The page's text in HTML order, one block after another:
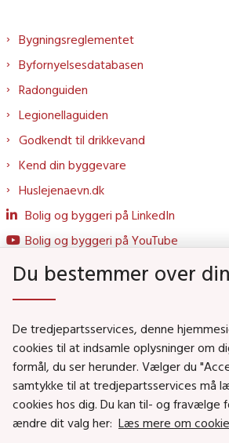
Bygningsreglementet
Byfornyelsesdatabasen
Radonguiden
Legionellaguiden
Godkendt til drikkevand
Kend din byggevare
Huslejenaevn.dk
Bolig og byggeri på LinkedIn
Bolig og byggeri på YouTube
Social- og Boligministeriet
Job i Social- og Boligstyrelsen
Puljer og tilskud
Nyhedsbreve
Du bestemmer over
De tredjepartsservices, denne
cookies til at indsamle oplysninger om
formål, du ser herunder. Vælger du
samtykke til at tredjepartsservices må
cookies hos dig. Du kan til- og fravælge
ændre dit valg her: Læs mere om